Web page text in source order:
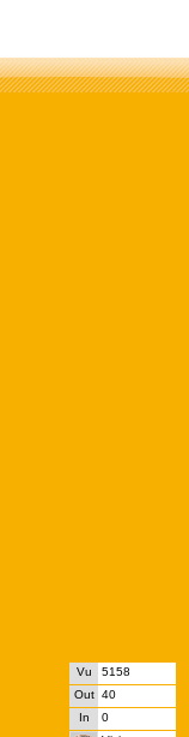
Vu
5158
Out 40
In
0